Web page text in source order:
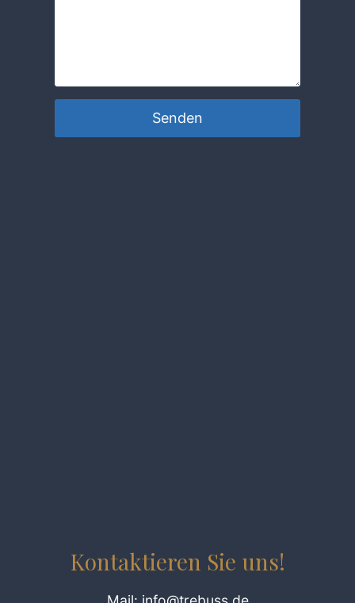
Senden
Kontaktieren Sie uns!